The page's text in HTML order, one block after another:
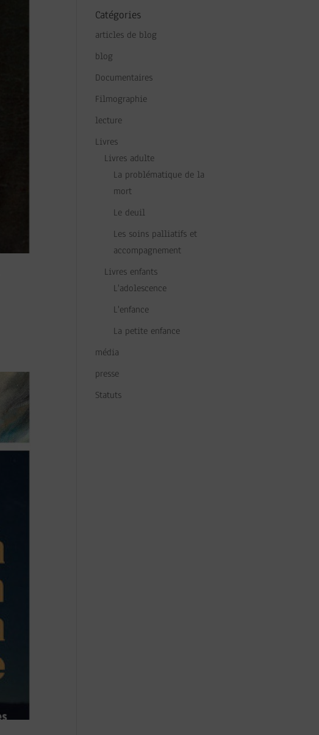
Catégories
articles de blog
blog
Documentaires
Filmographie
lecture
Livres
Livres adulte
La problématique de la
mort
Le deuil
Les soins palliatifs et
accompagnement
Livres enfants
L'adolescence
L'enfance
La petite enfance
média
presse
Statuts